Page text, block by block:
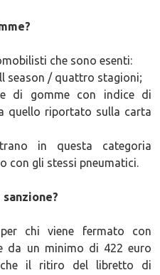
che sono esenti:
season / quattro stagioni;
di gomme con indice di
quello riportato sulla carta
in questa categoria
con gli stessi pneumatici.
sanzione?
chi viene fermato con
da un minimo di 422 euro
il ritiro del libretto di